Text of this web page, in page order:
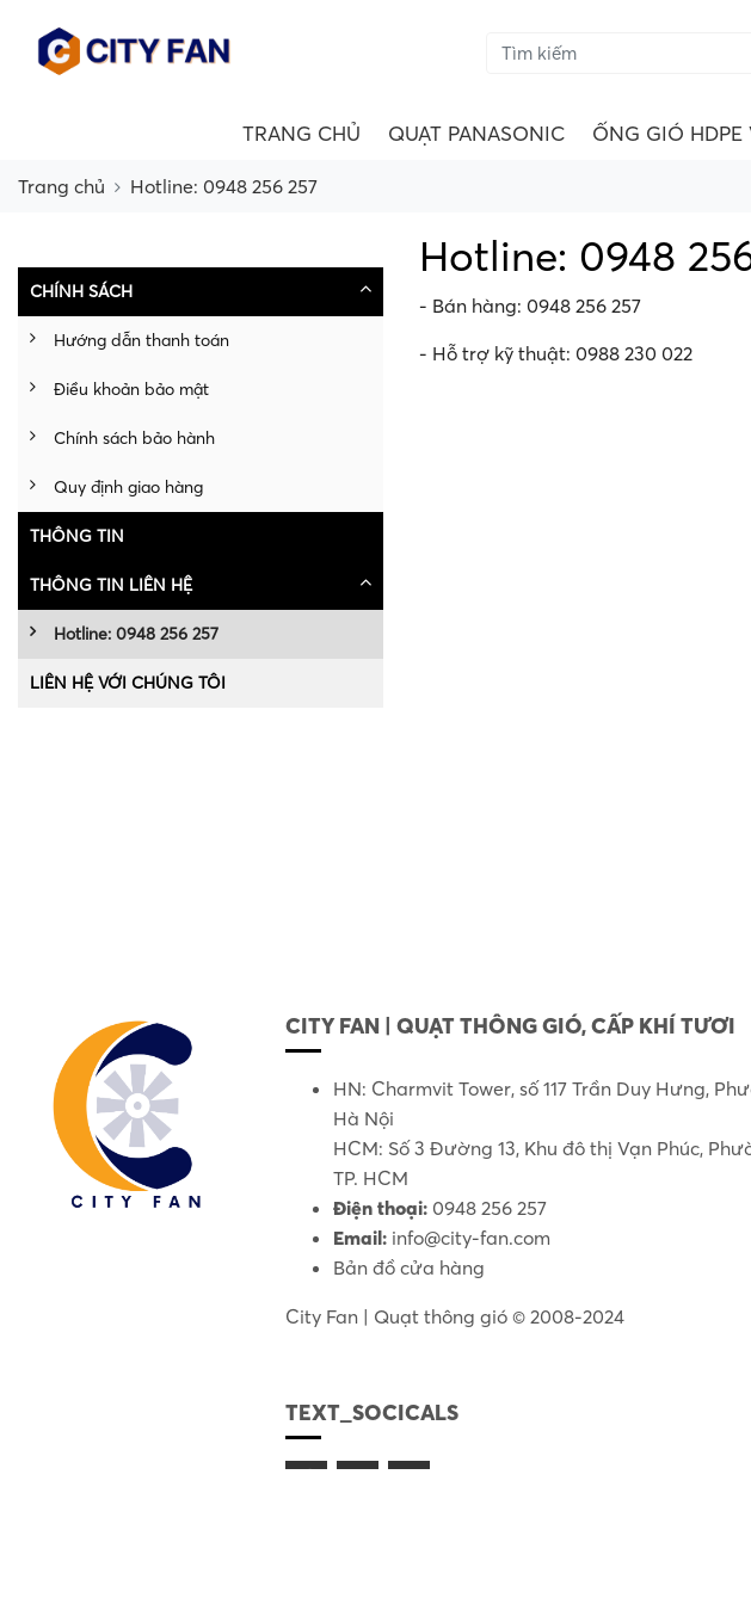
TRANG CHỦ QUẠT PANASONIC ỐNG GIÓ HDPE
Trang chủ Hotline: 0948 256 257
CHÍNH SÁCH
Hướng dẫn thanh toán
Điều khoản bảo mật
Chính sách bảo hành
Quy định giao hàng
THÔNG TIN
THÔNG TIN LIÊN HỆ
Hotline: 0948 256 257
LIÊN HỆ VỚI CHÚNG TÔI
Hotline: 0948
- Bán hàng: 0948 256 257
- Hỗ trợ kỹ thuật: 0988 230 022
CITY FAN | QUẠT THÔNG GIÓ, CẤP KHÍ TƯƠI
HN: Charmvit Tower, số 117 Trần Duy Hưng,
Hà Nội
HCM: Số 3 Đường 13, Khu đô thị Vạn Phúc,
TP. HCM
Điện thoại: 0948 256 257
Email: info@city-fan.com
Bản đồ cửa hàng
City Fan | Quạt thông gió © 2008-2024
TEXT_SOCICALS